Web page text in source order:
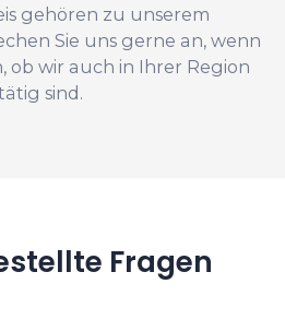
gehören zu unserem
Sie uns gerne an, wenn
ob wir auch in Ihrer Region
sind.
Fragen